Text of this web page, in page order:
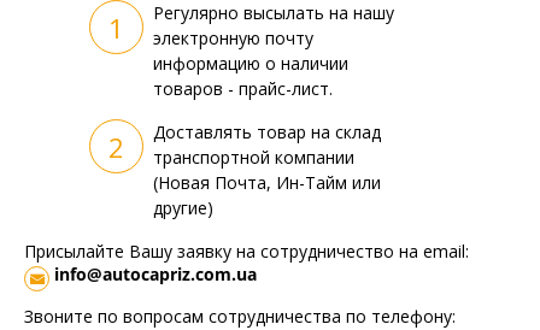
1
Регулярно высылать на нашу
электронную почту
информацию о наличии
товаров - прайс-лист.
2
Доставлять товар на склад
транспортной компании
(Новая Почта, Ин-Тайм или
другие)
Присылайте Вашу заявку на сотрудничество на email:
info@autocapriz.com.ua
Звоните по вопросам сотрудничества по телефону: